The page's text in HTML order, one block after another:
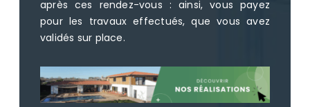
après ces rendez-vous : ainsi, vous payez
pour les travaux effectués, que vous avez
validés sur place.